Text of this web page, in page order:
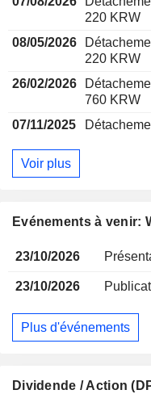
220 KRW
08/05/2026
220 KRW
26/02/2026
760 KRW
07/11/2025
Voir plus
Evénements à venir:
23/10/2026
23/10/2026
Plus d'événements
Dividende / Action